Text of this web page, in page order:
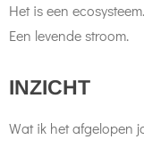
Het is een ecosysteem.
Een levende stroom.
INZICHT
Wat ik het afgelopen